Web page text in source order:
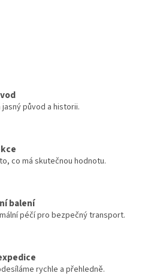
jasný původ a historii.
co má skutečnou hodnotu.
balení
péčí pro bezpečný transport.
rychle a přehledně.